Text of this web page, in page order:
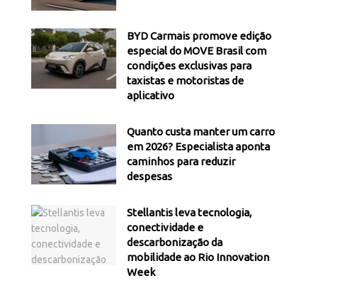
BYD Carmais promove edição
especial do MOVE Brasil com
condições exclusivas para
taxistas e motoristas de
aplicativo
Quanto custa manter um carro
em 2026? Especialista aponta
caminhos para reduzir
despesas
Stellantis leva tecnologia,
conectividade e
descarbonização da
mobilidade ao Rio Innovation
Week